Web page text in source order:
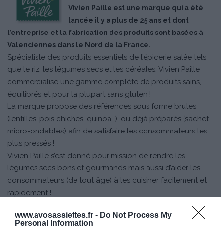
www.avosassiettes.fr - Do Not Process My
Personal Information
Vivien Paille est une marque qui a été
lancée il y a plus de 25 ans et dont
l’entreprise et la fabrication des produits sont basées à
Valenciennes dans le Nord de la France.
Spécialiste des produits essentiels de l’épicerie salée tels
que le riz, les légumes secs et les céréales, Vivien Paille
commercialise une gamme complète de produits sains,
équilibrés et pour la plupart sans gluten !
La marque propose des références sous forme brutes
(lentilles, pois chiches, quinoa…), ou déjà préparés (sachet
micro-ondables) afin de satisfaire les consommateurs les
plus pressés !
Vivien Paille s’est donné pour mission de rendre les
légumes secs bons et gourmands mais aussi d’aider les
consommateurs (de tout âge) à les cuisiner facilement et
rapidement !
La marque souhaite rester proche de ses clients avec des
valeurs fortes qui sont l’authenticité, la transparence, la